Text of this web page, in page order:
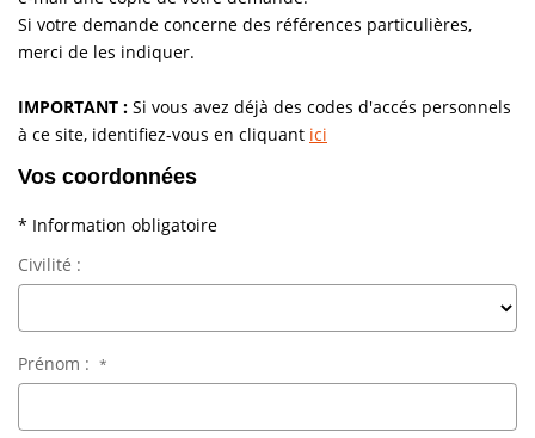
Louer/faire Gérer
Nos Outils Pour Vendre
CONTACT
Recrutement
Si votre demande concerne des références particulières,
merci de les indiquer.
IMPORTANT : Si vous avez déjà des codes d'accés personnels
à ce site, identifiez-vous en cliquant ici
Vos coordonnées
* Information obligatoire
Civilité :
Prénom : *